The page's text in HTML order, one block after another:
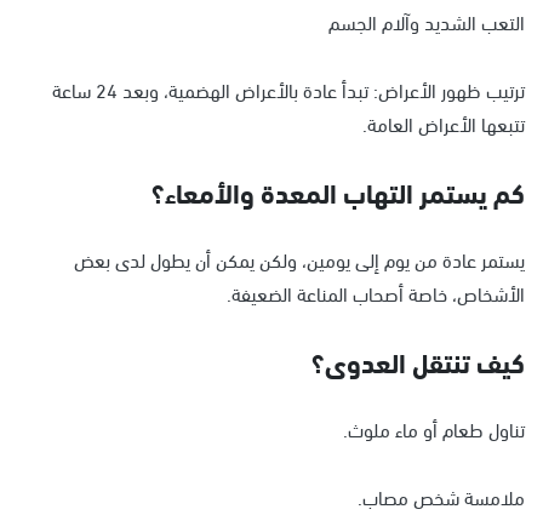
التعب الشديد وآلام الجسم
ترتيب ظهور الأعراض: تبدأ عادة بالأعراض الهضمية، وبعد 24 ساعة
تتبعها الأعراض العامة.
كم يستمر التهاب المعدة والأمعاء؟
يستمر عادة من يوم إلى يومين، ولكن يمكن أن يطول لدى بعض
الأشخاص، خاصة أصحاب المناعة الضعيفة.
كيف تنتقل العدوى؟
تناول طعام أو ماء ملوث.
ملامسة شخص مصاب.